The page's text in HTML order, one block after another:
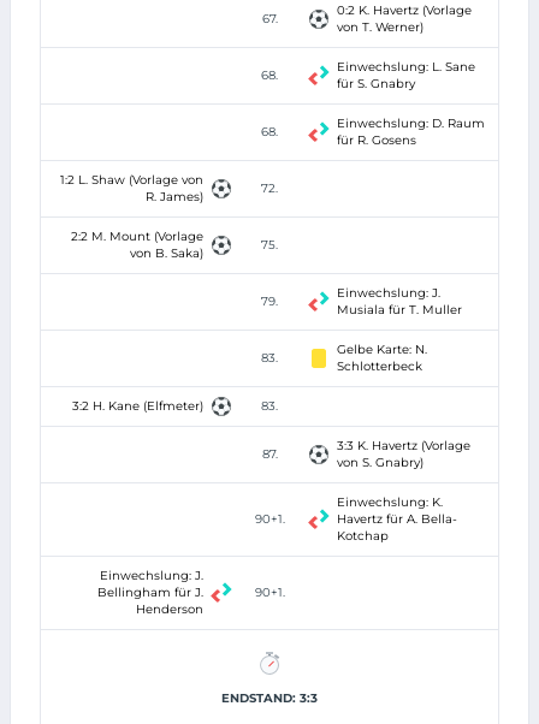
67.
0:2 K. Havertz (Vorlage
von T. Werner)
68.
Einwechslung: L. Sane
für S. Gnabry
68.
Einwechslung: D. Raum
für R. Gosens
1:2 L. Shaw (Vorlage von
R. James)
72.
2:2 M. Mount (Vorlage
von B. Saka)
75.
79.
Einwechslung: J.
Musiala für T. Muller
83.
Gelbe Karte: N.
Schlotterbeck
3:2 H. Kane (Elfmeter) 83.
87.
3:3 K. Havertz (Vorlage
von S. Gnabry)
90+1.
Einwechslung: K.
Havertz für A. Bella-
Kotchap
Einwechslung: J.
Bellingham für J.
Henderson
90+1.
ENDSTAND: 3:3